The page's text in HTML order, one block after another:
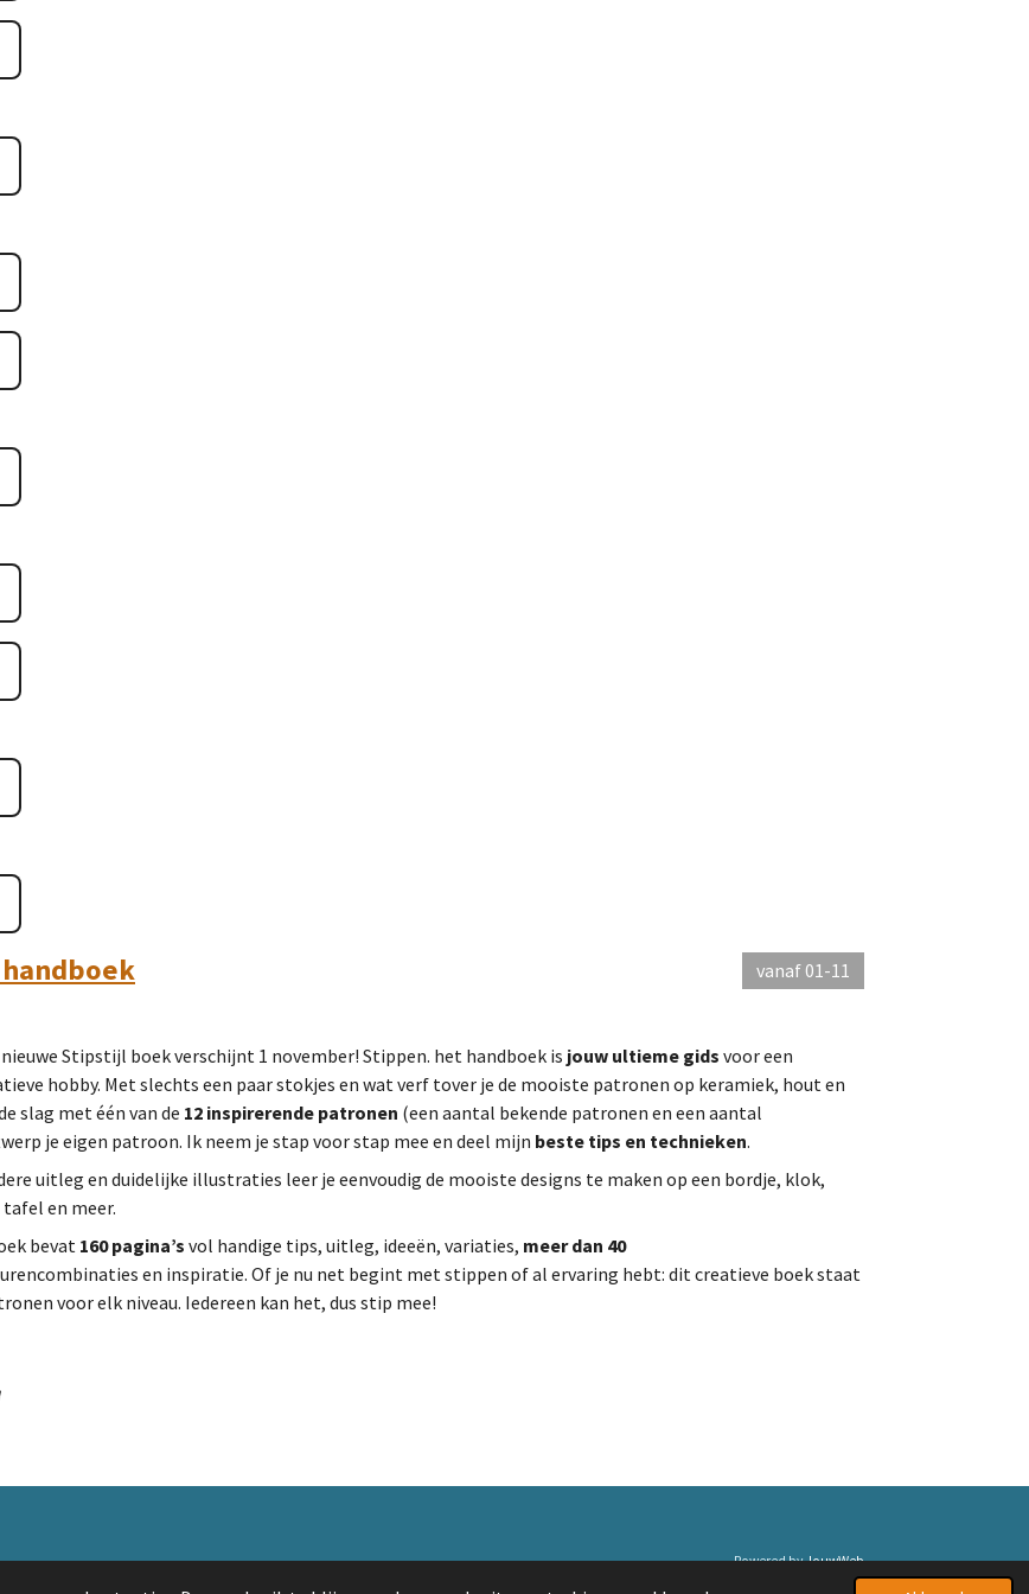
vanaf 01-11
Stipstijl boek verschijnt 1 november! Stippen. het handboek is jouw ultieme gids voor een
hobby. Met slechts een paar stokjes en wat verf tover je de mooiste patronen op keramiek, hout en
slag met één van de 12 inspirerende patronen (een aantal bekende patronen en een aantal
je eigen patroon. Ik neem je stap voor stap mee en deel mijn beste tips en technieken.
uitleg en duidelijke illustraties leer je eenvoudig de mooiste designs te maken op een bordje, klok,
en meer.
bevat 160 pagina’s vol handige tips, uitleg, ideeën, variaties, meer dan 40
en inspiratie. Of je nu net begint met stippen of al ervaring hebt: dit creatieve boek staat
voor elk niveau. Iedereen kan het, dus stip mee!
Powered byJouwWeb